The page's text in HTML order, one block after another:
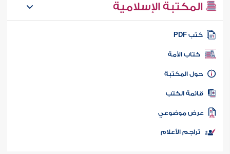
المكتبة الإسلامية
كتب PDF
كتاب الأمة
المكتبة
الكتب
موضوعي